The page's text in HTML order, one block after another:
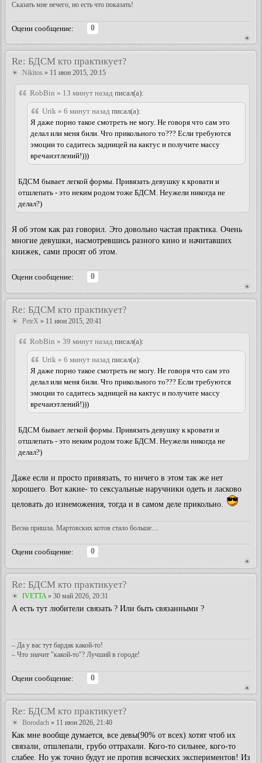
Сказать мне нечего, но есть что показать!
Оцени сообщение:
0
Re: БДСМ кто практикует?
Nikitos » 11 июн 2015, 20:15
RobBin » 13 минут назад писал(а):
Urik » 6 минут назад писал(а):
Я даже порно такое смотреть не могу. Не говоря что сам это
делал или меня били. Что прикольного то??? Если требуются
эмоции то садитесь задницей на кактус и получите массу
вречаиэтлений!)))
БДСМ бывает легкой формы. Привязать девушку к кровати и
отшлепать - это неким родом тоже БДСМ. Неужели никогда не
делал?)
Я об этом как раз говорил. Это довольно частая практика. Очень
многие девушки, насмотревшись разного кино и начитавших
книжек, сами просят об этом.
Оцени сообщение:
0
Re: БДСМ кто практикует?
PetrX » 11 июн 2015, 20:41
RobBin » 39 минут назад писал(а):
Urik » 6 минут назад писал(а):
Я даже порно такое смотреть не могу. Не говоря что сам это
делал или меня били. Что прикольного то??? Если требуются
эмоции то садитесь задницей на кактус и получите массу
вречаиэтлений!)))
БДСМ бывает легкой формы. Привязать девушку к кровати и
отшлепать - это неким родом тоже БДСМ. Неужели никогда не
делал?)
Даже если и просто привязать, то ничего в этом так же нет
хорошего. Вот какие- то сексуальные наручники одеть и ласково
целовать до изнеможения, тогда и в самом деле прикольно.
Весна пришла. Мартовских котов стало больше....
Оцени сообщение:
0
Re: БДСМ кто практикует?
IVETTA » 30 май 2026, 20:31
А есть тут любители связать ? Или быть связанными ?
– Да у вас тут бардак какой-то!
– Что значит "какой-то"? Лучший в городе!
Оцени сообщение:
0
Re: БДСМ кто практикует?
Borodach » 11 июн 2026, 21:40
Как мне вообще думается, все девы(90% от всех) хотят чтоб их
связали, отшлепали, грубо оттрахали. Кого-то сильнее, кого-то
слабее. Но уж точно будут не против всяческих экспериментов! Из